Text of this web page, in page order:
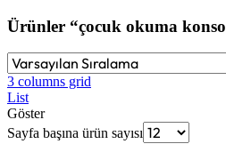
Ürünler “çocuk okuma
3 columns grid
List
Göster
Sayfa başına ürün sayısı